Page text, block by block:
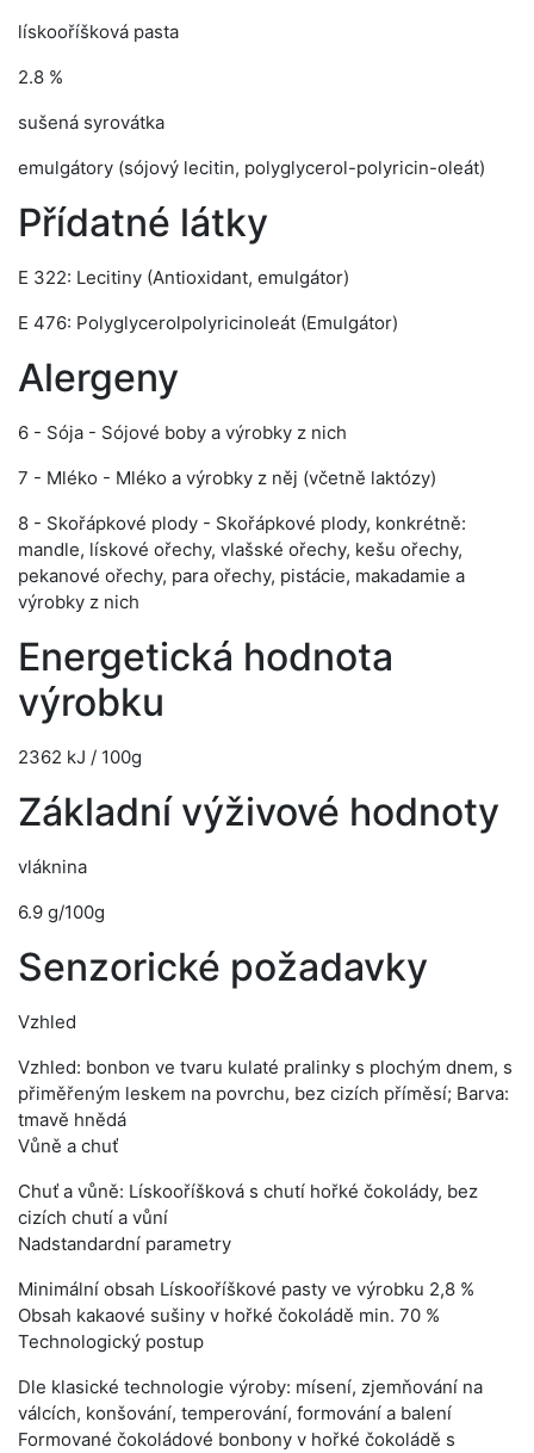
lískooříšková pasta
2.8 %
sušená syrovátka
emulgátory (sójový lecitin, polyglycerol-polyricin-oleát)
Přídatné látky
E 322: Lecitiny (Antioxidant, emulgátor)
E 476: Polyglycerolpolyricinoleát (Emulgátor)
Alergeny
6 - Sója - Sójové boby a výrobky z nich
7 - Mléko - Mléko a výrobky z něj (včetně laktózy)
8 - Skořápkové plody - Skořápkové plody, konkrétně:
mandle, lískové ořechy, vlašské ořechy, kešu ořechy,
pekanové ořechy, para ořechy, pistácie, makadamie a
výrobky z nich
Energetická hodnota
výrobku
2362 kJ / 100g
Základní výživové hodnoty
vláknina
6.9 g/100g
Senzorické požadavky
Vzhled
Vzhled: bonbon ve tvaru kulaté pralinky s plochým dnem, s
přiměřeným leskem na povrchu, bez cizích příměsí; Barva:
tmavě hnědá
Vůně a chuť
Chuť a vůně: Lískooříšková s chutí hořké čokolády, bez
cizích chutí a vůní
Nadstandardní parametry
Minimální obsah Lískooříškové pasty ve výrobku 2,8 %
Obsah kakaové sušiny v hořké čokoládě min. 70 %
Technologický postup
Dle klasické technologie výroby: mísení, zjemňování na
válcích, konšování, temperování, formování a balení
Formované čokoládové bonbony v hořké čokoládě s